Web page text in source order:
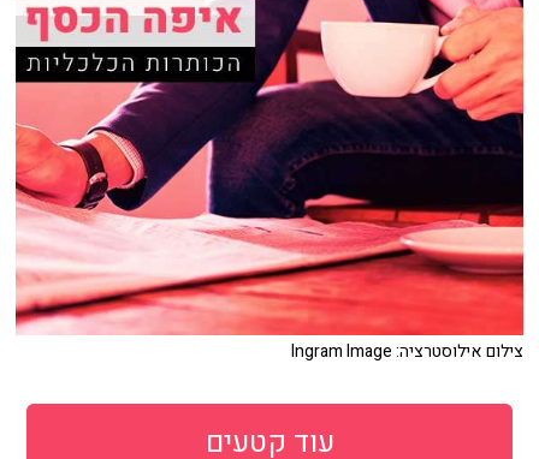
צילום אילוסטרציה: Ingram Image
עוד קטעים